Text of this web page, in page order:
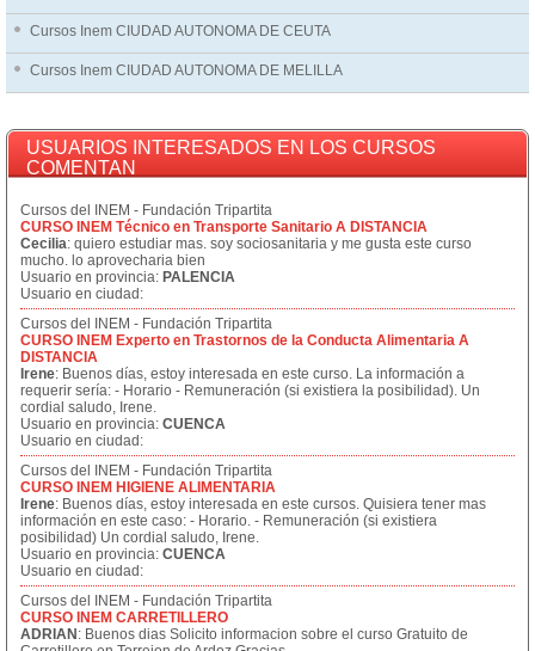
Cursos Inem CIUDAD AUTONOMA DE CEUTA
Cursos Inem CIUDAD AUTONOMA DE MELILLA
USUARIOS INTERESADOS EN LOS CURSOS
COMENTAN
Cursos del INEM - Fundación Tripartita
CURSO INEM Técnico en Transporte Sanitario A DISTANCIA
Cecilia: quiero estudiar mas. soy sociosanitaria y me gusta este curso
mucho. lo aprovecharia bien
Usuario en provincia: PALENCIA
Usuario en ciudad:
Cursos del INEM - Fundación Tripartita
CURSO INEM Experto en Trastornos de la Conducta Alimentaria A
DISTANCIA
Irene: Buenos días, estoy interesada en este curso. La información a
requerir sería: - Horario - Remuneración (si existiera la posibilidad). Un
cordial saludo, Irene.
Usuario en provincia: CUENCA
Usuario en ciudad:
Cursos del INEM - Fundación Tripartita
CURSO INEM HIGIENE ALIMENTARIA
Irene: Buenos días, estoy interesada en este cursos. Quisiera tener mas
información en este caso: - Horario. - Remuneración (si existiera
posibilidad) Un cordial saludo, Irene.
Usuario en provincia: CUENCA
Usuario en ciudad:
Cursos del INEM - Fundación Tripartita
CURSO INEM CARRETILLERO
ADRIAN : Buenos dias Solicito informacion sobre el curso Gratuito de